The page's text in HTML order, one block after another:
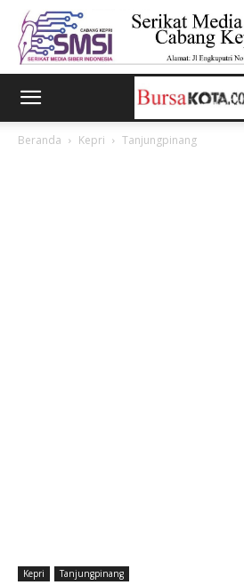
Beranda Kepri Tanjungpinang
Kepri Tanjungpinang